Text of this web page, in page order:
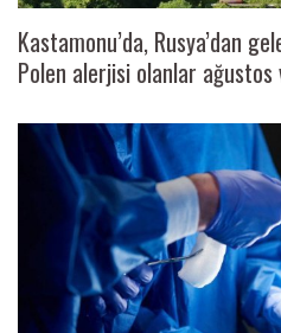
Kastamonu’da, Rusya’dan
Polen alerjisi olanlar ağustos